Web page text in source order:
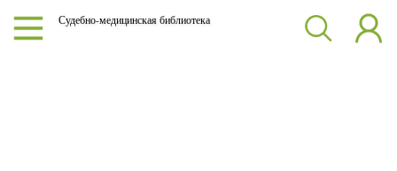
Судебно-медицинская библиотека